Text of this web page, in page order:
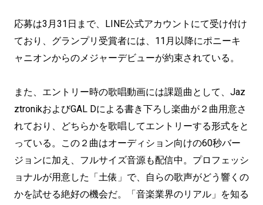
応募は3月31日まで、LINE公式アカウントにて受け付け
ており、グランプリ受賞者には、11月以降にポニーキ
ャニオンからのメジャーデビューが約束されている。
また、エントリー時の歌唱動画には課題曲として、Jaz
ztronikおよびGAL Dによる書き下ろし楽曲が２曲用意さ
れており、どちらかを歌唱してエントリーする形式をと
っている。この２曲はオーディション向けの60秒バー
ジョンに加え、フルサイズ音源も配信中。プロフェッシ
ョナルが用意した「土俵」で、自らの歌声がどう響くの
かを試せる絶好の機会だ。「音楽業界のリアル」を知る